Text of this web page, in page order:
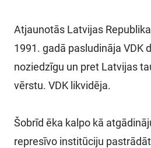
Atjaunotās Latvijas
1991. gadā pasludināja VDK
noziedzīgu un pret Latvijas
vērstu. VDK likvidēja.
Šobrīd ēka kalpo kā
represīvo institūciju